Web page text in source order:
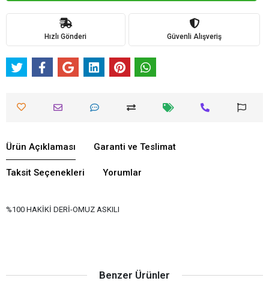
Hızlı Gönderi Güvenli Alışveriş
Ürün Açıklaması Garanti ve Teslimat
Taksit Seçenekleri Yorumlar
%100 HAKİKİ DERİ-OMUZ ASKILI
Benzer Ürünler